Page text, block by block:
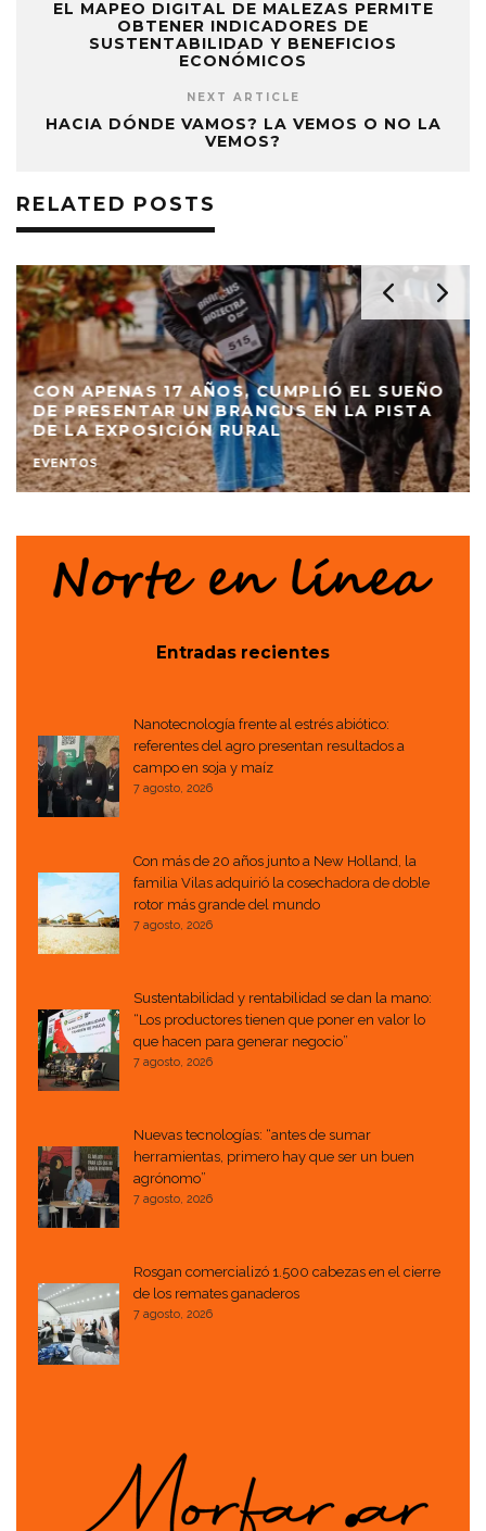
EL MAPEO DIGITAL DE MALEZAS PERMITE
OBTENER INDICADORES DE
SUSTENTABILIDAD Y BENEFICIOS
ECONÓMICOS
NEXT ARTICLE
HACIA DÓNDE VAMOS? LA VEMOS O NO LA
VEMOS?
RELATED POSTS
CON APENAS 17 AÑOS, CUMPLIÓ EL SUEÑO
DE PRESENTAR UN BRANGUS EN LA PISTA
DE LA EXPOSICIÓN RURAL
EVENTOS
Entradas recientes
Nanotecnología frente al estrés abiótico:
referentes del agro presentan resultados a
campo en soja y maíz
7 agosto, 2026
Con más de 20 años junto a New Holland, la
familia Vilas adquirió la cosechadora de doble
rotor más grande del mundo
7 agosto, 2026
Sustentabilidad y rentabilidad se dan la mano:
“Los productores tienen que poner en valor lo
que hacen para generar negocio”
7 agosto, 2026
Nuevas tecnologías: “antes de sumar
herramientas, primero hay que ser un buen
agrónomo”
7 agosto, 2026
Rosgan comercializó 1.500 cabezas en el cierre
de los remates ganaderos
7 agosto, 2026